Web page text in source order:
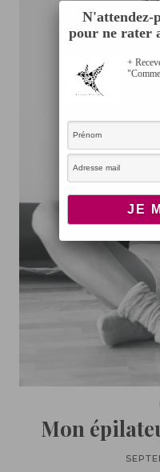
Mon
N'attendez-
pour ne rater
+